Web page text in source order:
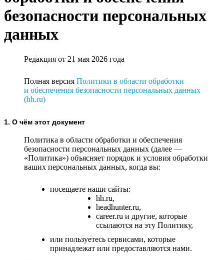
безопасности персональных
данных
Редакция от 21 мая 2026 года
Полная версия Политики в области обработки
и обеспечения безопасности персональных данных
(hh.ru)
1. О чём этот документ
Политика в области обработки и обеспечения
безопасности персональных данных (далее —
«Политика») объясняет порядок и условия обработки
ваших персональных данных, когда вы:
посещаете наши сайты:
hh.ru,
headhunter.ru,
career.ru и другие, которые
ссылаются на эту Политику,
или пользуетесь сервисами, которые
принадлежат или предоставляются нами.